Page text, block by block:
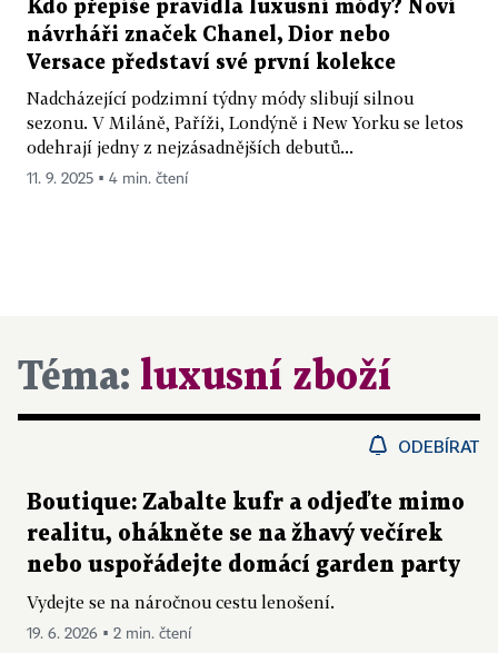
Kdo přepíše pravidla luxusní módy? Noví
návrháři značek Chanel, Dior nebo
Versace představí své první kolekce
Nadcházející podzimní týdny módy slibují silnou
sezonu. V Miláně, Paříži, Londýně i New Yorku se letos
odehrají jedny z nejzásadnějších debutů...
11. 9. 2025 ▪ 4 min. čtení
Téma: luxusní zboží
ODEBÍRAT
Boutique: Zabalte kufr a odjeďte mimo
realitu, ohákněte se na žhavý večírek
nebo uspořádejte domácí garden party
Vydejte se na náročnou cestu lenošení.
19. 6. 2026 ▪ 2 min. čtení